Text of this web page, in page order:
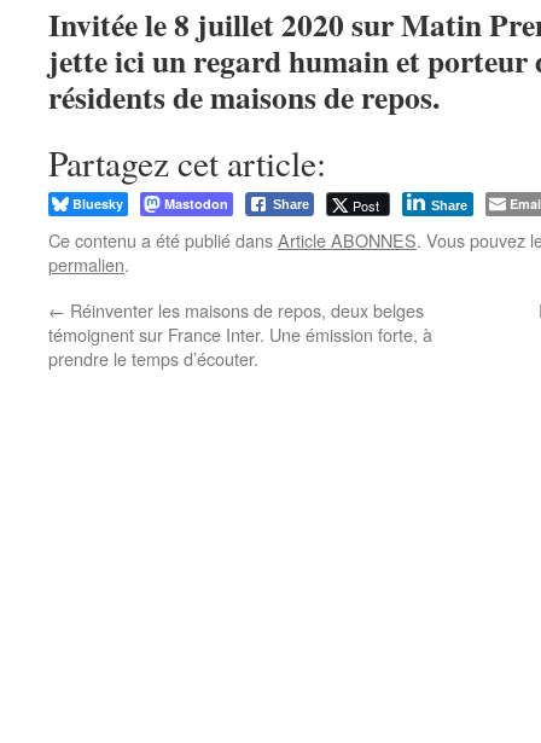
Invitée le 8 juillet 2020 sur Matin
jette ici un regard humain et porteur
résidents de maisons de repos.
Partagez cet article:
Bluesky Mastodon Share Post Share
Ce contenu a été publié dansArticle ABONNES. Vous pouvez
permalien.
← Réinventer les maisons de repos, deux belges
témoignent sur France Inter. Une émission forte, à
prendre le temps d’écouter.